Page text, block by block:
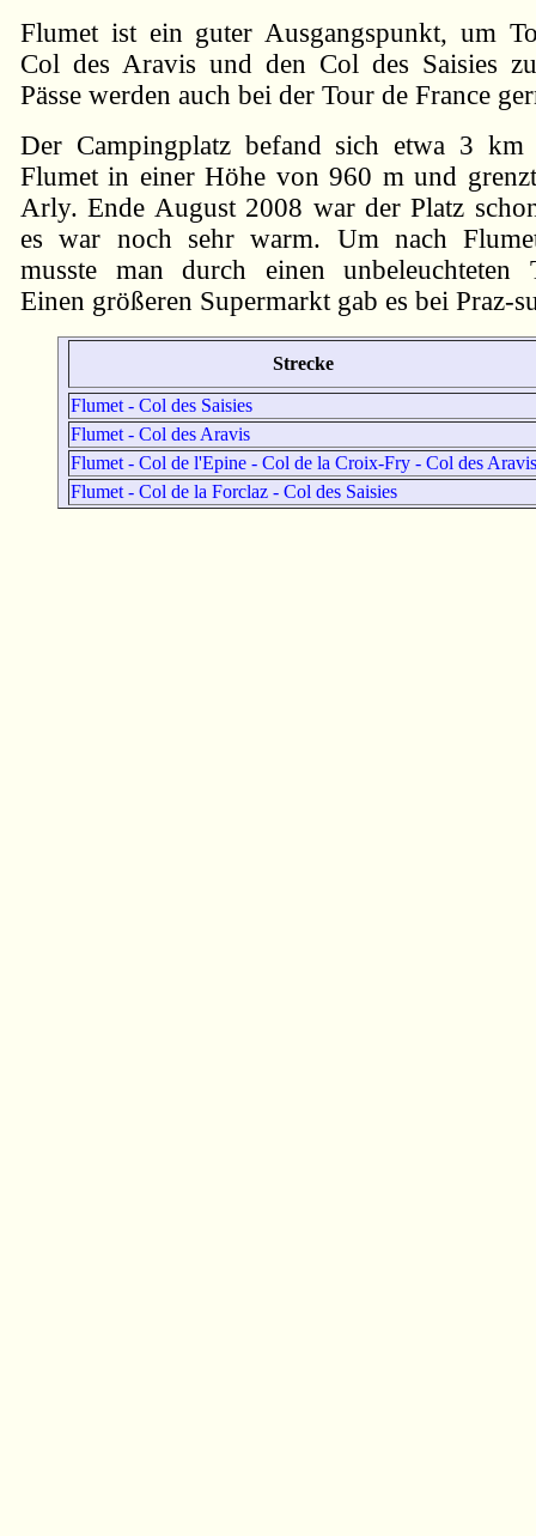
Flumet ist ein guter Ausgangspunkt, um
Col des Aravis und den Col des Saisies
Pässe werden auch bei der Tour de France
Der Campingplatz befand sich etwa 3 km
Flumet in einer Höhe von 960 m und
Arly. Ende August 2008 war der Platz
es war noch sehr warm. Um nach
musste man durch einen unbeleuchteten
Einen größeren Supermarkt gab es bei Praz-
Strecke
Flumet - Col des Saisies
Flumet - Col des Aravis
Flumet - Col de l'Epine - Col de la Croix-Fry - Col des Aravis
Flumet - Col de la Forclaz - Col des Saisies